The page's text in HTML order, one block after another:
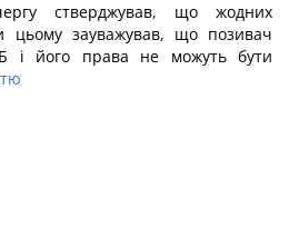
стверджував, що жодних
зауважував, що позивач
і його права не можуть бути